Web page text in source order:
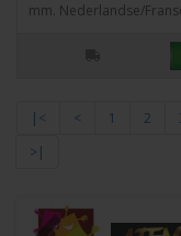
mm. Nederlandse/
|< < 1 2
>|